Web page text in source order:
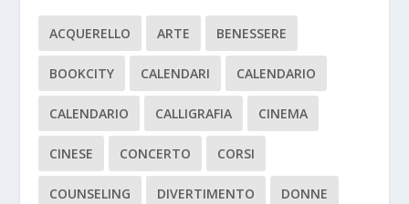
ACQUERELLO ARTE BENESSERE
BOOKCITY CALENDARI CALENDARIO
CALENDARIO CALLIGRAFIA CINEMA
CINESE CONCERTO CORSI
COUNSELING DIVERTIMENTO DONNE